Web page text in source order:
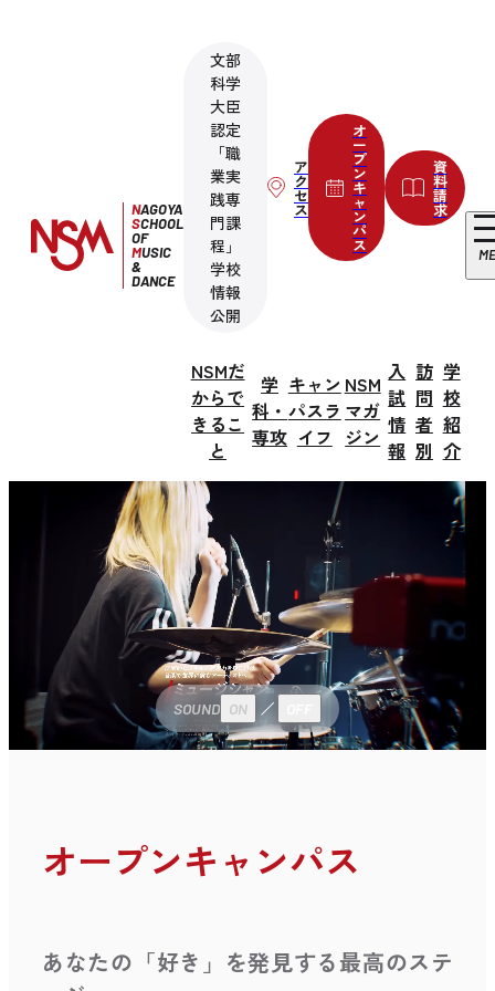
NAGOYA
SCHOOL
OF
MUSIC
&
DANCE
文部
科学
大臣
認定
「職
業実
践専
門課
程」
学校
情報
公開
ア
ク
セ
ス
オ
ー
プ
ン
キ
ャ
ン
パ
ス
資
料
請
求
NSMだ
からで
きるこ
と
学
科・
専攻
キャン
パスラ
イフ
NSM
マガ
ジン
入
試
情
報
訪
問
者
別
学
校
紹
介
SOUND ON
オープンキャンパス
あなたの「好き」を発見する最高のステ